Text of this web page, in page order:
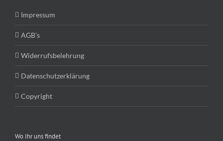
Impressum
AGB’s
Widerrufsbelehrung
Datenschutzerklärung
Copyright
Wo Ihr uns findet